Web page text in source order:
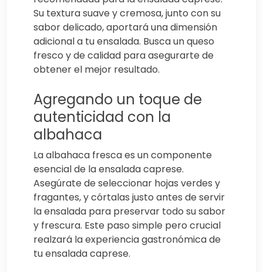
Su textura suave y cremosa, junto con su
sabor delicado, aportará una dimensión
adicional a tu ensalada. Busca un queso
fresco y de calidad para asegurarte de
obtener el mejor resultado.
Agregando un toque de
autenticidad con la
albahaca
La albahaca fresca es un componente
esencial de la ensalada caprese.
Asegúrate de seleccionar hojas verdes y
fragantes, y córtalas justo antes de servir
la ensalada para preservar todo su sabor
y frescura. Este paso simple pero crucial
realzará la experiencia gastronómica de
tu ensalada caprese.